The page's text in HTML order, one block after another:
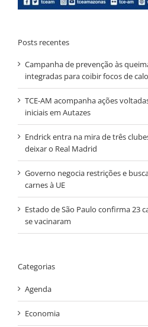
Posts recentes
Campanha de prevenção às
integradas para coibir focos de
TCE-AM acompanha ações
iniciais em Autazes
Endrick entra na mira de três
deixar o Real Madrid
Governo negocia restrições e
carnes à UE
Estado de São Paulo confirma 23
se vacinaram
Categorias
Agenda
Economia